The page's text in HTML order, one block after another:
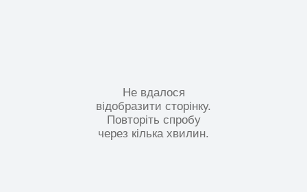
Не вдалося
відобразити сторінку.
Повторіть спробу
через кілька хвилин.